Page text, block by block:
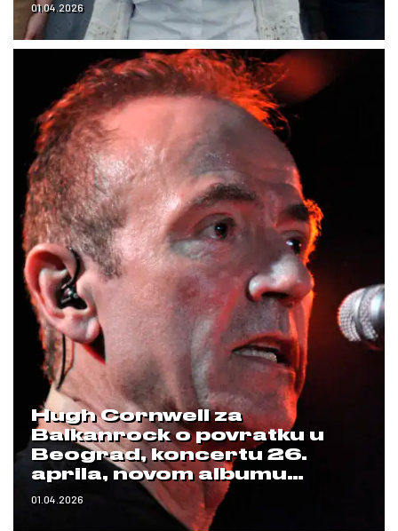
01.04.2026
Hugh Cornwell za
Balkanrock o povratku u
Beograd, koncertu 26.
aprila, novom albumu…
01.04.2026